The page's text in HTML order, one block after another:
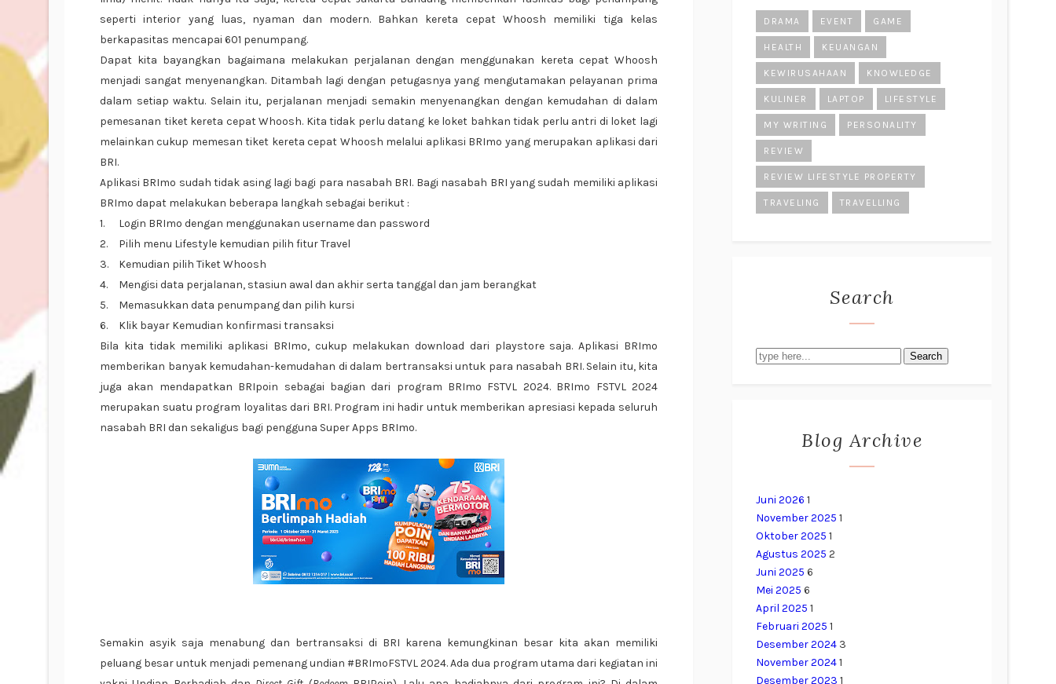
seperti interior yang luas, nyaman dan modern. Bahkan kereta cepat Whoosh memiliki tiga kelas
berkapasitas mencapai 601 penumpang.
Dapat kita bayangkan bagaimana melakukan perjalanan dengan menggunakan kereta cepat Whoosh
menjadi sangat menyenangkan. Ditambah lagi dengan petugasnya yang mengutamakan pelayanan prima
dalam setiap waktu. Selain itu, perjalanan menjadi semakin menyenangkan dengan kemudahan di dalam
pemesanan tiket kereta cepat Whoosh. Kita tidak perlu datang ke loket bahkan tidak perlu antri di loket lagi
melainkan cukup memesan tiket kereta cepat Whoosh melalui aplikasi BRImo yang merupakan aplikasi dari
BRI.
Aplikasi BRImo sudah tidak asing lagi bagi para nasabah BRI. Bagi nasabah BRI yang sudah memiliki aplikasi
BRImo dapat melakukan beberapa langkah sebagai berikut :
1.
Login BRImo dengan menggunakan username dan password
2.
Pilih menu Lifestyle kemudian pilih fitur Travel
3.
Kemudian pilih Tiket Whoosh
4.
Mengisi data perjalanan, stasiun awal dan akhir serta tanggal dan jam berangkat
5.
Memasukkan data penumpang dan pilih kursi
6.
Klik bayar Kemudian konfirmasi transaksi
Bila kita tidak memiliki aplikasi BRImo, cukup melakukan download dari playstore saja. Aplikasi BRImo
memberikan banyak kemudahan-kemudahan di dalam bertransaksi untuk para nasabah BRI. Selain itu, kita
juga akan mendapatkan BRIpoin sebagai bagian dari program BRImo FSTVL 2024. BRImo FSTVL 2024
merupakan suatu program loyalitas dari BRI. Program ini hadir untuk memberikan apresiasi kepada seluruh
nasabah BRI dan sekaligus bagi pengguna Super Apps BRImo.
Semakin asyik saja menabung dan bertransaksi di BRI karena kemungkinan besar kita akan memiliki
peluang besar untuk menjadi pemenang undian #BRImoFSTVL 2024. Ada dua program utama dari kegiatan ini
DRAMA EVENT GAME
HEALTH KEUANGAN
KEWIRUSAHAAN KNOWLEDGE
KULINER LAPTOP LIFESTYLE
MY WRITING PERSONALITY
REVIEW
REVIEW LIFESTYLE PROPERTY
TRAVELING TRAVELLING
Search
Search
Blog Archive
Juni 2026 1
November 2025 1
Oktober 2025 1
Agustus 2025 2
Juni 2025 6
Mei 2025 6
April 2025 1
Februari 2025 1
Desember 2024 3
November 20241
Desember 2023 1